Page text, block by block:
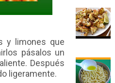
y limones que
pásalos un
Después
ligeramente.